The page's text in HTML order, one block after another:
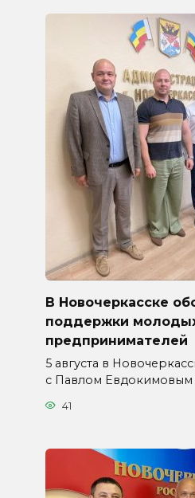
В Новочеркасске
поддержки
предпринимателей
5 августа в
с Павлом Евдокимовым
41